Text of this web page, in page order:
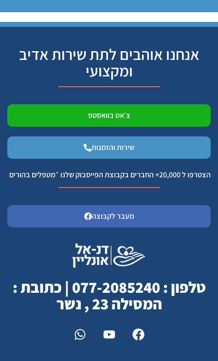
אנחנו אוהבים לתת שירות אדיב
ומקצועי
צ׳אט בוואסטפ
שירות והזמנות
הצטרפו ל 20,000+ החברים בקבוצת הפייסבוק שלנו ״מטפלים בהורים
מעבר לקבוצה
טלפון : 077-2085240 | כתובת :
המסילה 23 , נשר